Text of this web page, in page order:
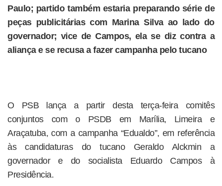
Paulo; partido também estaria preparando série de
peças publicitárias com Marina Silva ao lado do
governador; vice de Campos, ela se diz contra a
aliança e se recusa a fazer campanha pelo tucano
O PSB lança a partir desta terça-feira comitês
conjuntos com o PSDB em Marília, Limeira e
Araçatuba, com a campanha “Edualdo”, em referência
às candidaturas do tucano Geraldo Alckmin a
governador e do socialista Eduardo Campos à
Presidência.